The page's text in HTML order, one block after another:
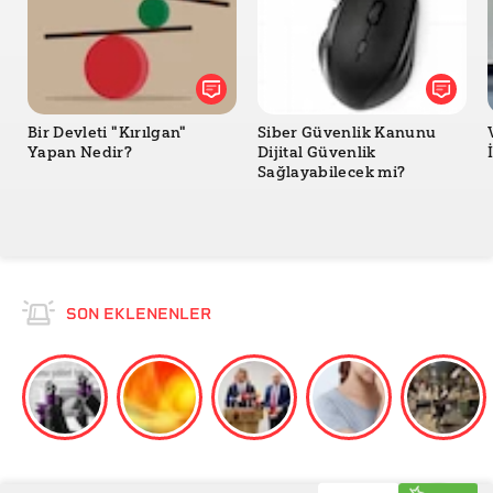
pregnancy: reminder that taking paracetamol during
pregnancy remains safe
PubMed / Japan Cohort Study (2025) – Prenatal
acetaminophen exposure and risk of autism: A
nationwide cohort study in Japan
JAMA (Journal of the American Medical Association) –
Acetaminophen Use During Pregnancy and
Neurodevelopmental Outcomes in Offspring: A
Advisory
Bir Devleti "Kırılgan"
Yapan Nedir?
Siber Güvenlik Kanunu
Dijital Güvenlik
Sağlayabilecek mi?
SON EKLENENLER